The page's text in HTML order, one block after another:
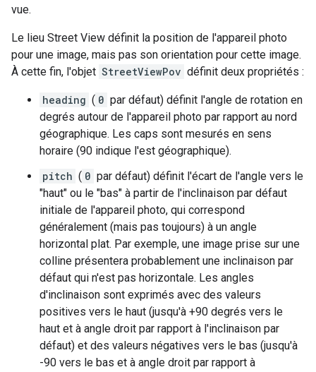
vue.
Le lieu Street View définit la position de l'appareil photo
pour une image, mais pas son orientation pour cette image.
À cette fin, l'objet StreetViewPov définit deux propriétés :
heading ( 0 par défaut) définit l'angle de rotation en
degrés autour de l'appareil photo par rapport au nord
géographique. Les caps sont mesurés en sens
horaire (90 indique l'est géographique).
pitch ( 0 par défaut) définit l'écart de l'angle vers le
"haut" ou le "bas" à partir de l'inclinaison par défaut
initiale de l'appareil photo, qui correspond
généralement (mais pas toujours) à un angle
horizontal plat. Par exemple, une image prise sur une
colline présentera probablement une inclinaison par
défaut qui n'est pas horizontale. Les angles
d'inclinaison sont exprimés avec des valeurs
positives vers le haut (jusqu'à +90 degrés vers le
haut et à angle droit par rapport à l'inclinaison par
défaut) et des valeurs négatives vers le bas (jusqu'à
-90 vers le bas et à angle droit par rapport à